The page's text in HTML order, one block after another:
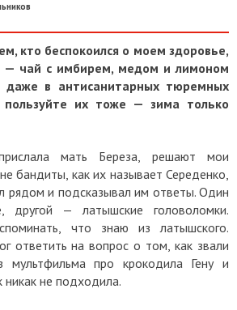
кто беспокоился о моем здоровье,
— чай с имбирем, медом и лимоном
даже в антисанитарных тюремных
пользуйте их тоже — зима только
мать Береза, решают мои
бандиты, как их называет Середенко,
рядом и подсказывал им ответы. Один
другой — латышские головоломки.
что знаю из латышского.
ответить на вопрос о том, как звали
мультфильма про крокодила Гену и
не подходила.